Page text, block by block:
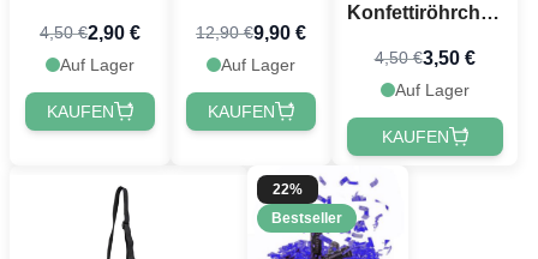
PartyVikings -
Metallic
Wasserfest
4,50 €2,90 €
Auf Lager
KAUFEN
12,90 €9,90 €
Auf Lager
KAUFEN
Konfettiröhrchen
PartyVikings -
Metallic
4,50 €3,50 €
Auf Lager
KAUFEN
22%
Bestseller